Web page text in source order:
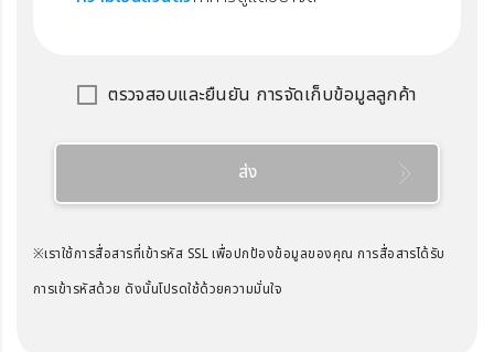
ตรวจสอบและยืนยัน การจัดเก็บข้อมูลลูกค้า
ส่ง
※เราใช้การสื่อสารที่เข้ารหัส SSL เพื่อปกป้องข้อมูลของคุณ การสื่อสารได้รับ
การเข้ารหัสด้วย ดังนั้นโปรดใช้ด้วยความมั่นใจ